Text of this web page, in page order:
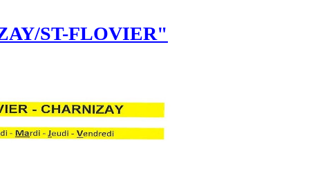
ST-FLOVIER"